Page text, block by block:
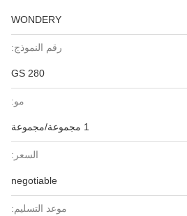
WONDERY
رقم النموذج:
GS 280
مو:
السعر:
negotiable
موعد التسليم: